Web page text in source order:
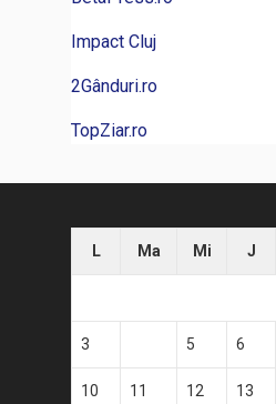
Impact Cluj
2Gânduri.ro
TopZiar.ro
L Ma Mi J
3 5 6
10 11 12 13